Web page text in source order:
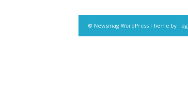
© Newsmag WordPress Theme by